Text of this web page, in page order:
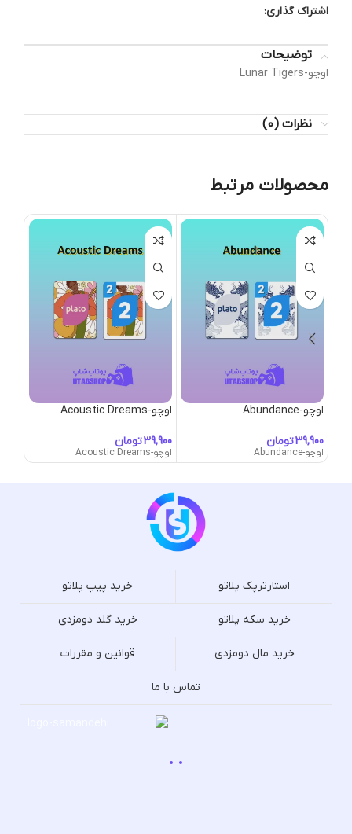
اشتراک گذاری:
توضیحات
اوچو-Lunar Tigers
نظرات (0)
محصولات مرتبط
اوچو-Abundance
تومان
اوچو-Abundance
اوچو-Acoustic Dreams
تومان
اوچو-Acoustic Dreams
استارترپک پلاتو خرید پیپ پلاتو
خرید سکه پلاتو خرید گلد دومزدی
خرید مال دومزدی قوانین و مقررات
تماس با ما